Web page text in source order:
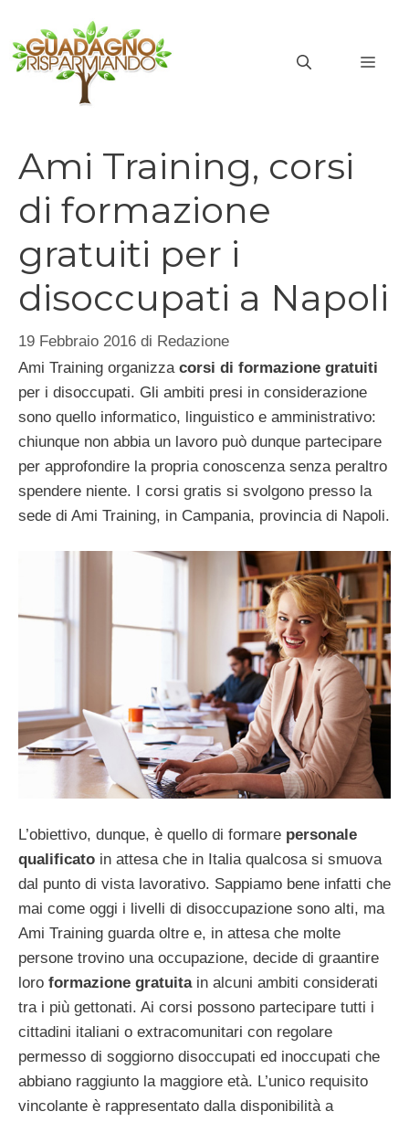
contenuto
Ami Training, corsi
di formazione
gratuiti per i
disoccupati a Napoli
19 Febbraio 2016 di Redazione
Ami Training organizza corsi di formazione gratuiti
per i disoccupati. Gli ambiti presi in considerazione
sono quello informatico, linguistico e amministrativo:
chiunque non abbia un lavoro può dunque partecipare
per approfondire la propria conoscenza senza peraltro
spendere niente. I corsi gratis si svolgono presso la
sede di Ami Training, in Campania, provincia di Napoli.
L’obiettivo, dunque, è quello di formare personale
qualificato in attesa che in Italia qualcosa si smuova
dal punto di vista lavorativo. Sappiamo bene infatti che
mai come oggi i livelli di disoccupazione sono alti, ma
Ami Training guarda oltre e, in attesa che molte
persone trovino una occupazione, decide di graantire
loro formazione gratuitain alcuni ambiti considerati
tra i più gettonati. Ai corsi possono partecipare tutti i
cittadini italiani o extracomunitari con regolare
permesso di soggiorno disoccupati ed inoccupati che
abbiano raggiunto la maggiore età. L’unico requisito
vincolante è rappresentato dalla disponibilità a